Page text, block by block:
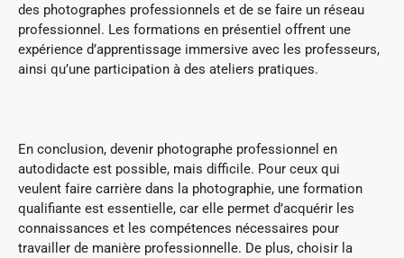
des photographes professionnels et de se faire un réseau
professionnel. Les formations en présentiel offrent une
expérience d’apprentissage immersive avec les professeurs,
ainsi qu’une participation à des ateliers pratiques.
En conclusion, devenir photographe professionnel en
autodidacte est possible, mais difficile. Pour ceux qui
veulent faire carrière dans la photographie, une formation
qualifiante est essentielle, car elle permet d’acquérir les
connaissances et les compétences nécessaires pour
travailler de manière professionnelle. De plus, choisir la